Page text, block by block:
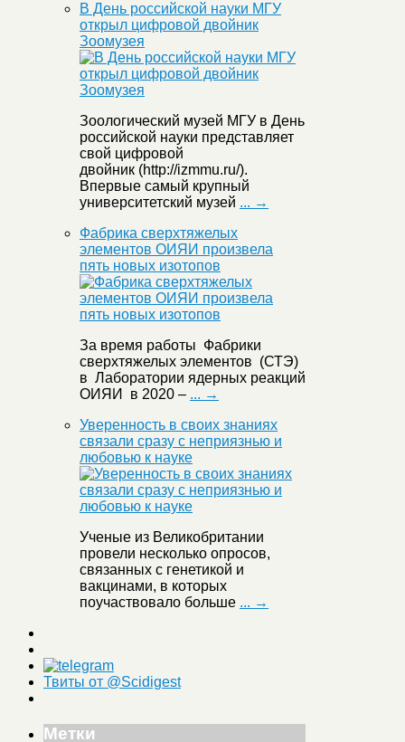
В День российской науки МГУ
открыл цифровой двойник
Зоомузея
Зоологический музей МГУ в День
российской науки представляет
свой цифровой
двойник (http://izmmu.ru/).
Впервые самый крупный
университетский музей ... →
Фабрика сверхтяжелых
элементов ОИЯИ произвела
пять новых изотопов
За время работы Фабрики
сверхтяжелых элементов (СТЭ)
в Лаборатории ядерных реакций
ОИЯИ в 2020 – ... →
Уверенность в своих знаниях
связали сразу с неприязнью и
любовью к науке
Ученые из Великобритании
провели несколько опросов,
связанных с генетикой и
вакцинами, в которых
поучаствовало больше ... →
Твиты от @Scidigest
Метки